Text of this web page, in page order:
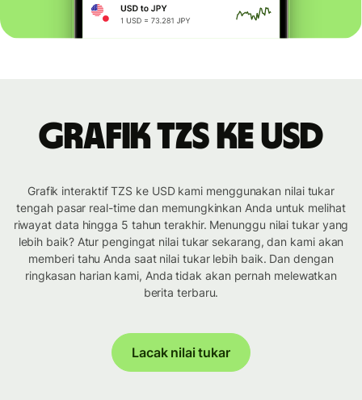
Grafik TZS ke USD
Grafik interaktif TZS ke USD kami menggunakan nilai tukar
tengah pasar real-time dan memungkinkan Anda untuk melihat
riwayat data hingga 5 tahun terakhir. Menunggu nilai tukar yang
lebih baik? Atur pengingat nilai tukar sekarang, dan kami akan
memberi tahu Anda saat nilai tukar lebih baik. Dan dengan
ringkasan harian kami, Anda tidak akan pernah melewatkan
berita terbaru.
Lacak nilai tukar